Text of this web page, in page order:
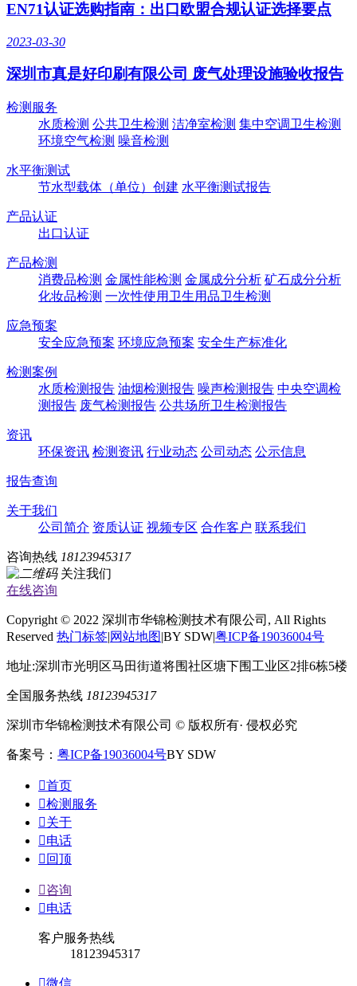
EN71认证选购指南：出口欧盟合规认证选择要点
2023-03-30
深圳市真是好印刷有限公司 废气处理设施验收报告
检测服务
水质检测 公共卫生检测 洁净室检测 集中空调卫生检测
环境空气检测 噪音检测
水平衡测试
节水型载体（单位）创建 水平衡测试报告
产品认证
出口认证
产品检测
消费品检测 金属性能检测 金属成分分析 矿石成分分析
化妆品检测 一次性使用卫生用品卫生检测
应急预案
安全应急预案 环境应急预案 安全生产标准化
检测案例
水质检测报告 油烟检测报告 噪声检测报告 中央空调检
测报告 废气检测报告 公共场所卫生检测报告
资讯
环保资讯 检测资讯 行业动态 公司动态 公示信息
报告查询
关于我们
公司简介 资质认证 视频专区 合作客户 联系我们
咨询热线 18123945317
关注我们
在线咨询
Copyright © 2022 深圳市华锦检测技术有限公司, All Rights
Reserved 热门标签|网站地图|BY SDW|粤ICP备19036004号
地址:深圳市光明区马田街道将围社区塘下围工业区2排6栋5楼
全国服务热线 18123945317
深圳市华锦检测技术有限公司 © 版权所有· 侵权必究
备案号： 粤ICP备19036004号BY SDW
首页
检测服务
关于
电话
 回顶
咨询
电话
客户服务热线
18123945317